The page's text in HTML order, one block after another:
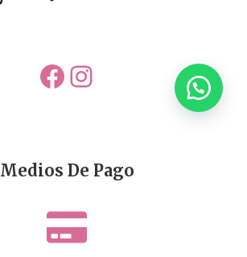
Facebook
Instagram
Medios De Pago